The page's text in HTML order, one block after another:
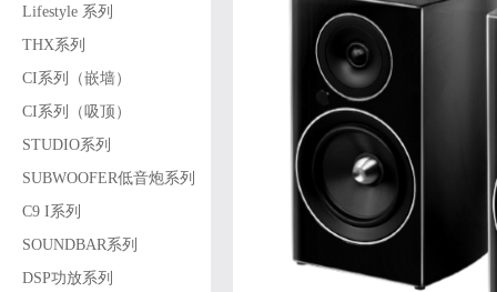
Lifestyle 系列
THX系列
CI系列（嵌墙）
CI系列（吸顶）
STUDIO系列
SUBWOOFER低音炮系列
C9 I系列
SOUNDBAR系列
DSP功放系列